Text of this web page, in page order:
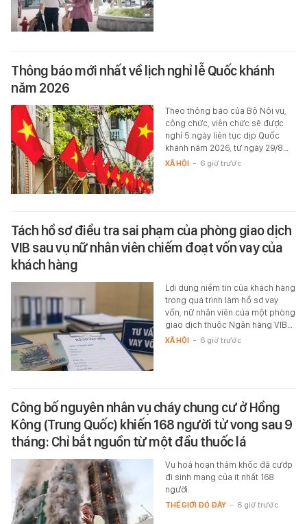
Thông báo mới nhất về lịch nghỉ lễ Quốc khánh
năm 2026
Theo thông báo của Bộ Nội vụ,
công chức, viên chức sẽ được
nghỉ 5 ngày liên tục dịp Quốc
khánh năm 2026, từ ngày 29/8…
XÃ HỘI - 6 giờ trước
Tách hồ sơ điều tra sai phạm của phòng giao dịch
VIB sau vụ nữ nhân viên chiếm đoạt vốn vay của
khách hàng
Lợi dụng niềm tin của khách hàng
trong quá trình làm hồ sơ vay
vốn, nữ nhân viên của một phòng
giao dịch thuộc Ngân hàng VIB…
XÃ HỘI - 6 giờ trước
Công bố nguyên nhân vụ cháy chung cư ở Hồng
Kông (Trung Quốc) khiến 168 người tử vong sau 9
tháng: Chỉ bắt nguồn từ một đầu thuốc lá
Vụ hoả hoạn thảm khốc đã cướp
đi sinh mạng của ít nhất 168
người.
THẾ GIỚI ĐÓ ĐÂY - 6 giờ trước